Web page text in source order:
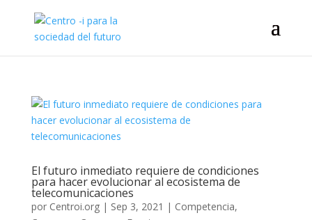
El futuro inmediato requiere de condiciones
para hacer evolucionar al ecosistema de
telecomunicaciones
por Centroi.org| Sep 3, 2021 | Competencia,